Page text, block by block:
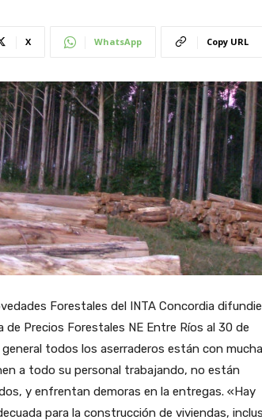
X WhatsApp Copy URL
Forestales del INTA Concordia
de Precios Forestales NE Entre Ríos al 30 de
todos los aserraderos están con mucha
a todo su personal trabajando, no están
y enfrentan demoras en la entregas. «Hay
para la construcción de viviendas,